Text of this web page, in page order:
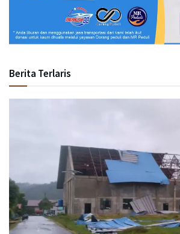
Berita Terlaris